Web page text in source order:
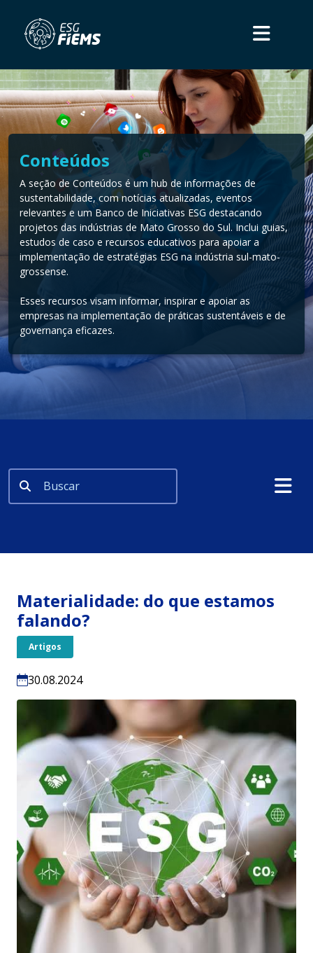
Conteúdos
A seção de Conteúdos é um hub de informações de
sustentabilidade, com notícias atualizadas, eventos
relevantes e um Banco de Iniciativas ESG destacando
projetos das indústrias de Mato Grosso do Sul. Inclui guias,
estudos de caso e recursos educativos para apoiar a
implementação de estratégias ESG na indústria sul-mato-
grossense.
Esses recursos visam informar, inspirar e apoiar as
empresas na implementação de práticas sustentáveis e de
governança eficazes.
Materialidade: do que estamos
falando?
Artigos
30.08.2024